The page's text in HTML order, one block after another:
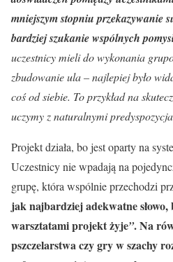
mniejszym stopniu przekazywanie
bardziej szukanie wspólnych
uczestnicy mieli do wykonania
zbudowanie ula – najlepiej było
coś od siebie. To przykład na
uczymy z naturalnymi
Projekt działa, bo jest oparty na
Uczestnicy nie wpadają na
grupę, która wspólnie przechodzi
jak najbardziej adekwatne słowo,
warsztatami projekt żyje”. Na
pszczelarstwa czy gry w szachy